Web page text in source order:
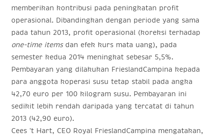
memberikan kontribusi pada peningkatan profit
operasional. Dibandingkan dengan periode yang sama
pada tahun 2013, profit operasional (koreksi terhadap
one-time itemsdan efek kurs mata uang), pada
semester kedua 2014 meningkat sebesar 5,5%.
Pembayaran yang dilakukan FrieslandCampina kepada
para anggota koperasi susu tetap stabil pada angka
42,70 euro per 100 kilogram susu. Pembayaran ini
sedikit lebih rendah daripada yang tercatat di tahun
2013 (42,90 euro).
Cees ’t Hart, CEO Royal FrieslandCampina mengatakan,